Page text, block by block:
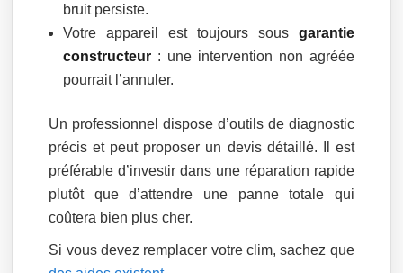
bruit persiste.
Votre appareil est toujours sous garantie
constructeur : une intervention non agréée
pourrait l’annuler.
Un professionnel dispose d’outils de diagnostic
précis et peut proposer un devis détaillé. Il est
préférable d’investir dans une réparation rapide
plutôt que d’attendre une panne totale qui
coûtera bien plus cher.
Si vous devez remplacer votre clim, sachez que